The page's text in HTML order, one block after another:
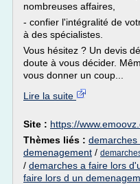
nombreuses affaires,
- confier l'intégralité de
à des spécialistes.
Vous hésitez ? Un devis
doute à vous décider.
vous donner un coup...
Lire la suite
Site : https://
Thèmes liés : demarches
demenagement /
/ demarches a faire lors
faire lors d un